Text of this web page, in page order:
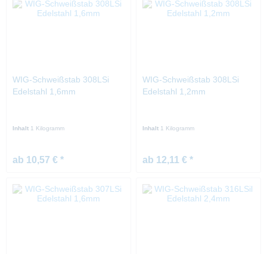
WIG-Schweißstab 308LSi
Edelstahl 1,6mm
Inhalt 1 Kilogramm
ab 10,57 € *
WIG-Schweißstab 308LSi
Edelstahl 1,2mm
Inhalt 1 Kilogramm
ab 12,11 € *